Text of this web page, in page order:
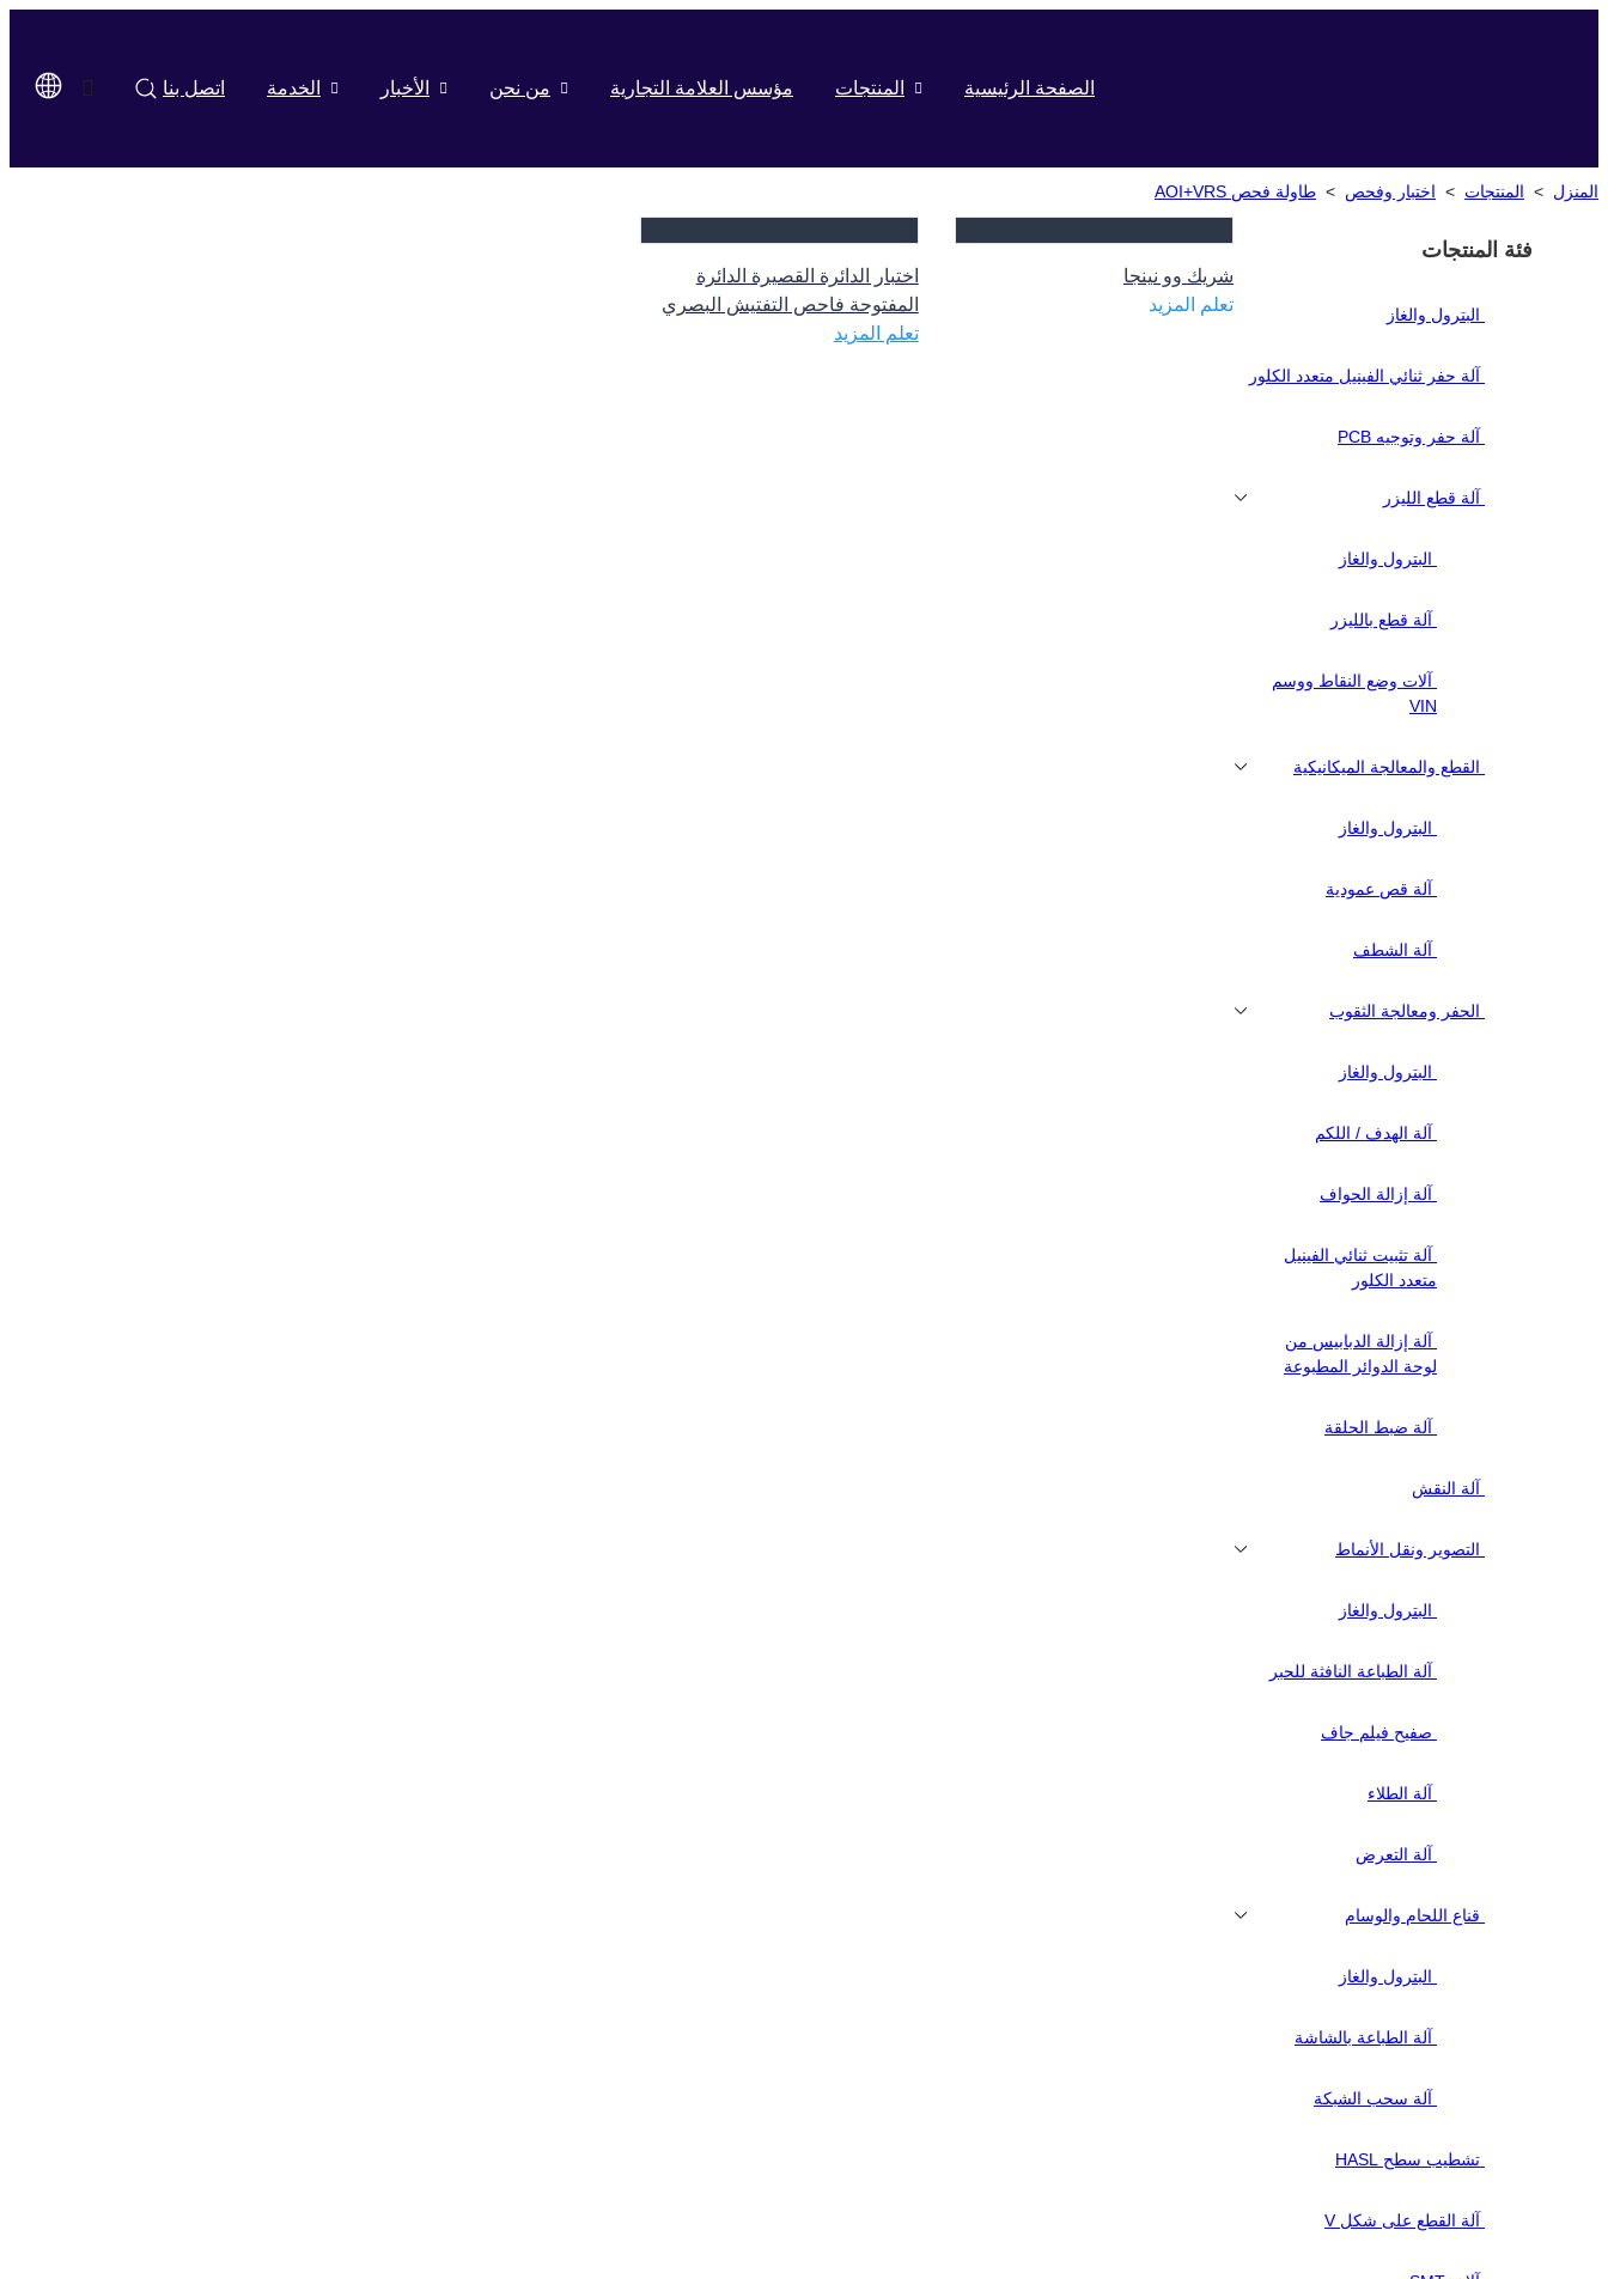
الصفحة الرئيسية المنتجات مؤسس العلامة التجارية من نحن الأخبار الخدمة اتصل بنا
المنزل > المنتجات > اختبار وفحص > طاولة فحص AOI+VRS
فئة المنتجات
البترول والغاز
آلة حفر ثنائي الفينيل متعدد الكلور
آلة حفر وتوجيه PCB
آلة قطع الليزر
البترول والغاز
آلة قطع بالليزر
آلات وضع النقاط ووسم
VIN
القطع والمعالجة الميكانيكية
البترول والغاز
آلة قص عمودية
آلة الشطف
الحفر ومعالجة الثقوب
البترول والغاز
آلة الهدف / اللكم
آلة إزالة الحواف
آلة تثبيت ثنائي الفينيل
متعدد الكلور
آلة إزالة الدبابيس من
لوحة الدوائر المطبوعة
آلة ضبط الحلقة
آلة النقش
التصوير ونقل الأنماط
البترول والغاز
آلة الطباعة النافثة للحبر
صفيح فيلم جاف
آلة الطلاء
آلة التعرض
قناع اللحام والوسام
البترول والغاز
آلة الطباعة بالشاشة
آلة سحب الشبكة
تشطيب سطح HASL
آلة القطع على شكل V
شريك وو نينجا
تعلم المزيد
اختبار الدائرة القصيرة الدائرة
المفتوحة فاحص التفتيش البصري
الآلي آلة اختبار لوحة الدوائر
تعلم المزيد